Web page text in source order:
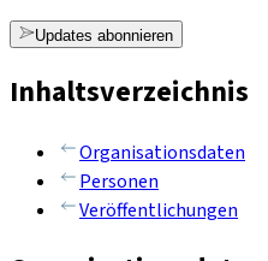
Updates abonnieren
Inhaltsverzeichnis
Organisationsdaten
Personen
Veröffentlichungen